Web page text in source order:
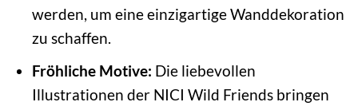
werden, um eine einzigartige Wanddekoration
zu schaffen.
Fröhliche Motive: Die liebevollen
Illustrationen der NICI Wild Friends bringen